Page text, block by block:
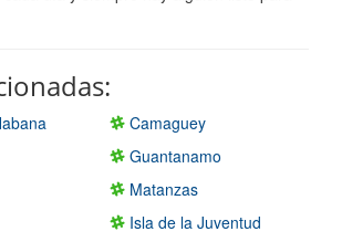
Camaguey
Guantanamo
Matanzas
Isla de la Juventud